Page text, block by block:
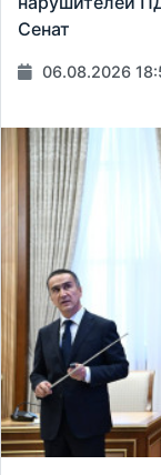
Сенат
06.08.2026